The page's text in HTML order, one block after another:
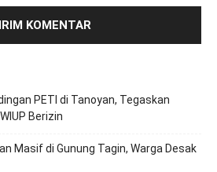
PETI di Tanoyan, Tegaskan
Berizin
Masif di Gunung Tagin, Warga Desak